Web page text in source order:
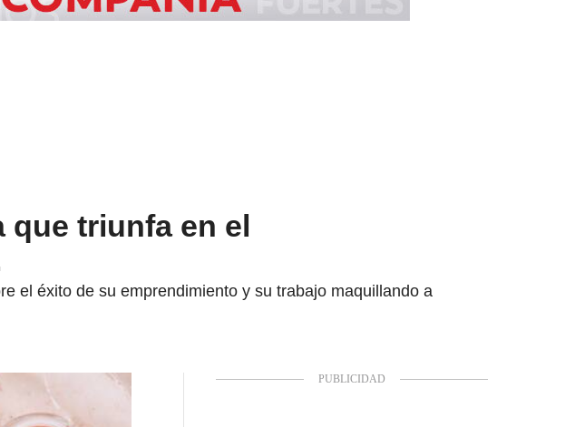
que triunfa en el
el éxito de su emprendimiento y su trabajo maquillando a